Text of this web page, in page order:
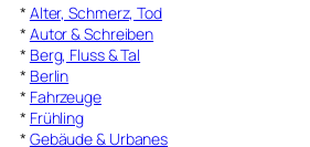
* Alter, Schmerz, Tod
* Autor & Schreiben
* Berg, Fluss & Tal
* Berlin
* Fahrzeuge
* Frühling
* Gebäude & Urbanes